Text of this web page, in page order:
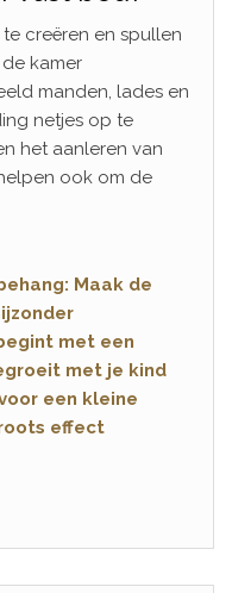
creëren en spullen
kamer
manden, lades en
netjes op te
het aanleren van
ook om de
Maak de
met een
met je kind
een kleine
effect